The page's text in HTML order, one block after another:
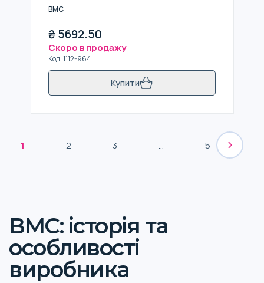
BMC
₴ 5692.50
Скоро в продажу
Код:1112-964
Купити
1 2 3 ... 5
BMC: історія та
особливості
виробника